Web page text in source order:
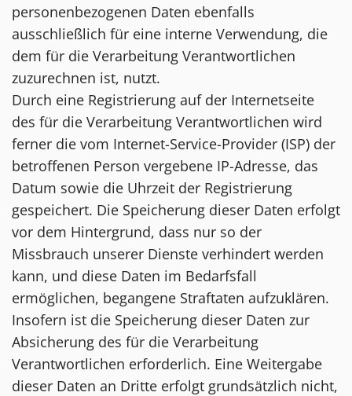
personenbezogenen Daten ebenfalls
ausschließlich für eine interne Verwendung, die
dem für die Verarbeitung Verantwortlichen
zuzurechnen ist, nutzt.
Durch eine Registrierung auf der Internetseite
des für die Verarbeitung Verantwortlichen wird
ferner die vom Internet-Service-Provider (ISP) der
betroffenen Person vergebene IP-Adresse, das
Datum sowie die Uhrzeit der Registrierung
gespeichert. Die Speicherung dieser Daten erfolgt
vor dem Hintergrund, dass nur so der
Missbrauch unserer Dienste verhindert werden
kann, und diese Daten im Bedarfsfall
ermöglichen, begangene Straftaten aufzuklären.
Insofern ist die Speicherung dieser Daten zur
Absicherung des für die Verarbeitung
Verantwortlichen erforderlich. Eine Weitergabe
dieser Daten an Dritte erfolgt grundsätzlich nicht,